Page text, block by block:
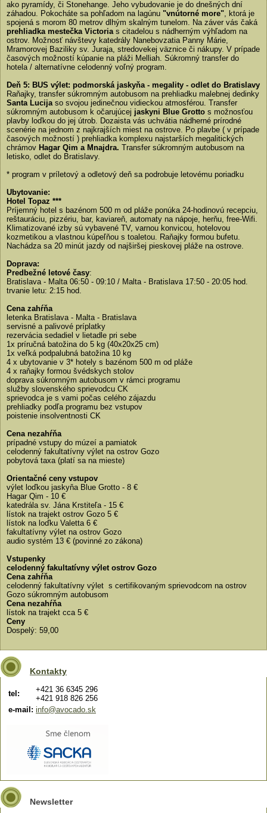
ako pyramídy, či Stonehange. Jeho vybudovanie je do dnešných dní
záhadou. Pokocháte sa pohľadom na lagúnu "vnútorné more", ktorá je
spojená s morom 80 metrov dlhým skalným tunelom. Na záver vás čaká
prehliadka mestečka Victorias citadelou s nádherným výhľadom na
ostrov. Možnosť návštevy katedrály Nanebovzatia Panny Márie,
Mramorovej Baziliky sv. Juraja, stredovekej väznice či nákupy. V prípade
časových možností kúpanie na pláži Melliah. Súkromný transfer do
hotela / alternatívne celodenný voľný program.
Deň 5: BUS výlet: podmorská jaskyňa - megality - odlet do Bratislavy
Raňajky, transfer súkromným autobusom na prehliadku malebnej dedinky
Santa Lucijaso svojou jedinečnou vidieckou atmosférou. Transfer
súkromným autobusom k očarujúcej jaskyni Blue Grotto s možnosťou
plavby loďkou do jej útrob. Dozaista vás uchvátia nádherné prírodné
scenérie na jednom z najkrajších miest na ostrove. Po plavbe ( v prípade
časových možností ) prehliadka komplexu najstarších megalitických
chrámov Hagar Qim a Mnajdra. Transfer súkromným autobusom na
letisko, odlet do Bratislavy.
* program v príletový a odletový deň sa podrobuje letovému poriadku
Ubytovanie:
Hotel Topaz ***
Príjemný hotel s bazénom 500 m od pláže ponúka 24-hodinovú recepciu,
reštauráciu, pizzériu, bar, kaviareň, automaty na nápoje, herňu, free-Wifi.
Klimatizované izby sú vybavené TV, varnou konvicou, hotelovou
kozmetikou a vlastnou kúpeľňou s toaletou. Raňajky formou bufetu.
Nachádza sa 20 minút jazdy od najširšej pieskovej pláže na ostrove.
Doprava:
Predbežné letové časy:
Bratislava - Malta 06:50 - 09:10 / Malta - Bratislava 17:50 - 20:05 hod.
trvanie letu: 2:15 hod.
Cena zahŕňa
letenka Bratislava - Malta - Bratislava
servisné a palivové príplatky
rezervácia sedadiel v lietadle pri sebe
1x príručná batožina do 5 kg (40x20x25 cm)
1x veľká podpalubná batožina 10 kg
4 x ubytovanie v 3* hotely s bazénom 500 m od pláže
4 x raňajky formou švédskych stolov
doprava súkromným autobusom v rámci programu
služby slovenského sprievodcu CK
sprievodca je s vami počas celého zájazdu
prehliadky podľa programu bez vstupov
poistenie insolventnosti CK
Cena nezahŕňa
prípadné vstupy do múzeí a pamiatok
celodenný fakultatívny výlet na ostrov Gozo
pobytová taxa (platí sa na mieste)
Orientačné ceny vstupov
výlet loďkou jaskyňa Blue Grotto - 8 €
Hagar Qim - 10 €
katedrála sv. Jána Krstiteľa - 15 €
lístok na trajekt ostrov Gozo 5 €
lístok na loďku Valetta 6 €
fakultatívny výlet na ostrov Gozo
audio systém 13 € (povinné zo zákona)
Vstupenky
celodenný fakultatívny výlet ostrov Gozo
Cena zahŕňa
celodenný fakultatívny výlet s certifikovaným sprievodcom na ostrov
Gozo súkromným autobusom
Cena nezahŕňa
lístok na trajekt cca 5 €
Ceny
Dospelý: 59,00
Kontakty
tel:
+421 36 6345 296
+421 918 826 256
e-mail: info@avocado.sk
Newsletter